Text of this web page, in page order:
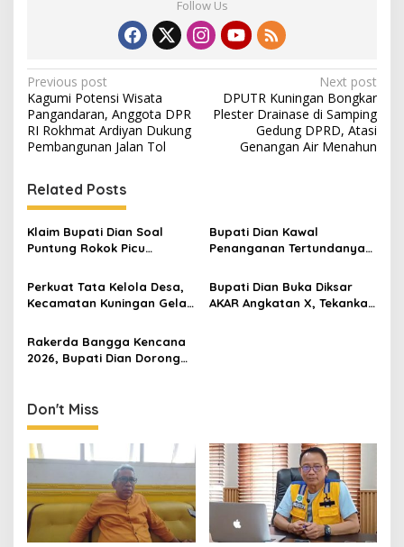
Follow Us
Post
navigation
Previous post
Kagumi Potensi Wisata
Pangandaran, Anggota DPR
RI Rokhmat Ardiyan Dukung
Pembangunan Jalan Tol
Next post
DPUTR Kuningan Bongkar
Plester Drainase di Samping
Gedung DPRD, Atasi
Genangan Air Menahun
Related Posts
Klaim Bupati Dian Soal
Puntung Rokok Picu
Jabar Hejo, Sebut Tak
Sesuai Kajian Ilmiah
Bupati Dian Kawal
Penanganan Tertundanya
Umrah Kuningan, Minta Hak
Jemaah Dipenuhi
Perkuat Tata Kelola Desa,
Kecamatan Kuningan Gelar
dan Keuangan
Bupati Dian Buka Diksar
AKAR Angkatan X, Tekankan
Rakerda Bangga Kencana
2026, Bupati Dian Dorong
Berkualitas
Don't Miss